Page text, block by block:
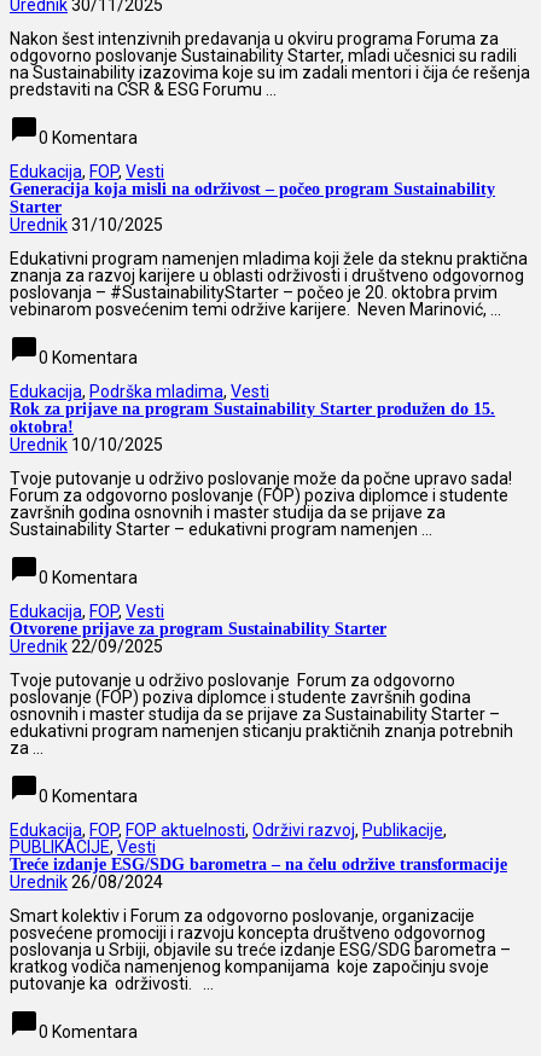
Urednik30/11/2025
Nakon šest intenzivnih predavanja u okviru programa Foruma za
odgovorno poslovanje Sustainability Starter, mladi učesnici su radili
na Sustainability izazovima koje su im zadali mentori i čija će rešenja
predstaviti na CSR & ESG Forumu ...
chat_bubble0 Komentara
Edukacija, FOP, Vesti
Generacija koja misli na održivost – počeo program Sustainability
Starter
Urednik31/10/2025
Edukativni program namenjen mladima koji žele da steknu praktična
znanja za razvoj karijere u oblasti održivosti i društveno odgovornog
poslovanja – #SustainabilityStarter – počeo je 20. oktobra prvim
vebinarom posvećenim temi održive karijere. Neven Marinović, ...
chat_bubble0 Komentara
Edukacija, Podrška mladima, Vesti
Rok za prijave na program Sustainability Starter produžen do 15.
oktobra!
Urednik 10/10/2025
Tvoje putovanje u održivo poslovanje može da počne upravo sada!
Forum za odgovorno poslovanje (FOP) poziva diplomce i studente
završnih godina osnovnih i master studija da se prijave za
Sustainability Starter – edukativni program namenjen ...
chat_bubble0 Komentara
Edukacija, FOP, Vesti
Otvorene prijave za program Sustainability Starter
Urednik22/09/2025
Tvoje putovanje u održivo poslovanje Forum za odgovorno
poslovanje (FOP) poziva diplomce i studente završnih godina
osnovnih i master studija da se prijave za Sustainability Starter –
edukativni program namenjen sticanju praktičnih znanja potrebnih
za ...
chat_bubble0 Komentara
Edukacija, FOP, FOP aktuelnosti, Održivi razvoj, Publikacije,
PUBLIKACIJE, Vesti
Treće izdanje ESG/SDG barometra – na čelu održive transformacije
Urednik26/08/2024
Smart kolektiv i Forum za odgovorno poslovanje, organizacije
posvećene promociji i razvoju koncepta društveno odgovornog
poslovanja u Srbiji, objavile su treće izdanje ESG/SDG barometra –
kratkog vodiča namenjenog kompanijama koje započinju svoje
putovanje ka održivosti. ...
chat_bubble0 Komentara